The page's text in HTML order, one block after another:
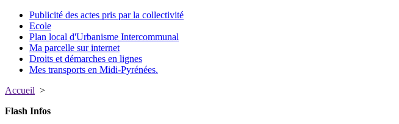
Publicité des actes pris par la collectivité
Ecole
Plan local d'Urbanisme Intercommunal
Ma parcelle sur internet
Droits et démarches en lignes
Mes transports en Midi-Pyrénées.
Accueil >
Flash Infos